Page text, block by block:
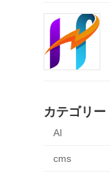
カテゴリー
AI
cms